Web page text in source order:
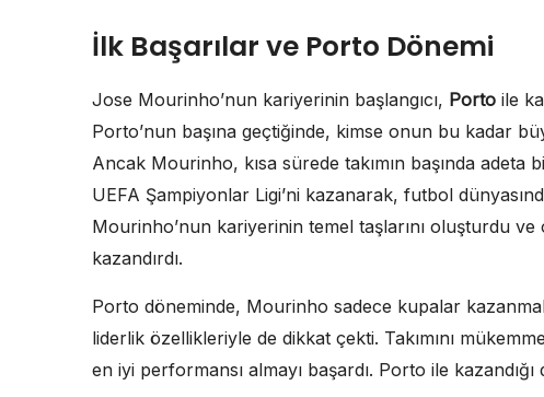
İlk Başarılar ve Porto Dönemi
Jose Mourinho’nun kariyerinin başlangıcı, Porto ile
Porto’nun başına geçtiğinde, kimse onun bu kadar
Ancak Mourinho, kısa sürede takımın başında
UEFA Şampiyonlar Ligi’ni kazanarak, futbol
Mourinho’nun kariyerinin temel taşlarını oluşturdu ve
kazandırdı.
Porto döneminde, Mourinho sadece kupalar
liderlik özellikleriyle de dikkat çekti. Takımını
en iyi performansı almayı başardı. Porto ile